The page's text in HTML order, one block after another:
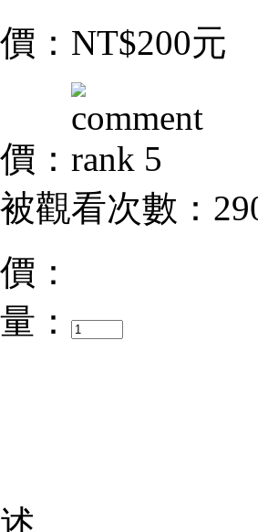
： NT$200元
：
觀看次數：
：
：